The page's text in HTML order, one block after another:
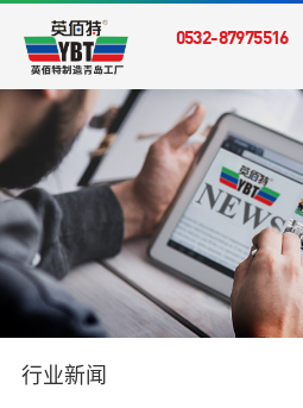
0532-87975516
行业新闻